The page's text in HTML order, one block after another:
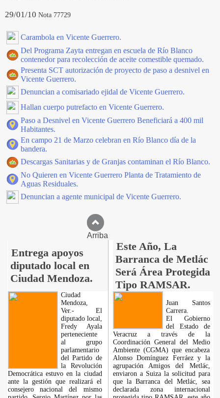
29/01/10 Nota 77729
Carambola en Vicente Guerrero.
Del Programa Zayta entregan en escuela de Río Blanco
contenedor para recolección de aceite comestible quemado.
Presenta SCT autorización de proyecto de paso a desnivel en
Vicente Guerrero.
Denuncian a comisariado ejidal de Vicente Guerrero.
Hallan cuerpo putrefacto en Vicente Guerrero.
Paso a Desnivel en Vicente Guerrero Beneficiará a 400 mil
Habitantes.
En campo 21 de Marzo celebran en Río Blanco día de la
bandera.
Descargas Sanitarias y de Granjas contaminan el Río Blanco.
No Quieren en Vicente Guerrero Planta de Tratamiento de
Aguas Residuales.
Denuncian a agente municipal de Vicente Guerrero.
Arriba
Entrega apoyos
diputado local en
Ciudad Mendoza.
Este Año, La
Barranca de Metlác
Será Área Protegida
Tipo RAMSAR.
Ciudad
Mendoza,
Ver.- El
diputado local,
Fredy Ayala
perteneciente
al grupo
parlamentario
del Partido de
la Revolución
Democrática estuvo en la ciudad
ante la gestión que realizará el
consejero nacional del mismo
Juan Santos
Carrera.
El Gobierno
del Estado de
Veracruz a través de la
Coordinación General del Medio
Ambiente (CGMA) que encabeza
Alonso Domínguez Ferráez y la
agrupación Amigos del Metlác,
enviaron a Suiza la solicitud para
que la Barranca del Metlác, sea
declarada zona internacional